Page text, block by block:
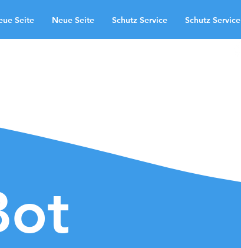
Seite Neue Seite Schutz Service Schutz Service